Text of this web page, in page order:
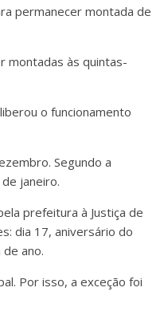
permanecer montada de
montadas às quintas-
o funcionamento
Segundo a
janeiro.
prefeitura à Justiça de
dia 17, aniversário do
ano.
Por isso, a exceção foi